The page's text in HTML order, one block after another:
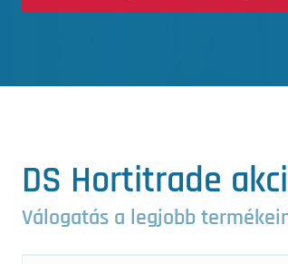
DS Hortitrade
Válogatás a legjobb